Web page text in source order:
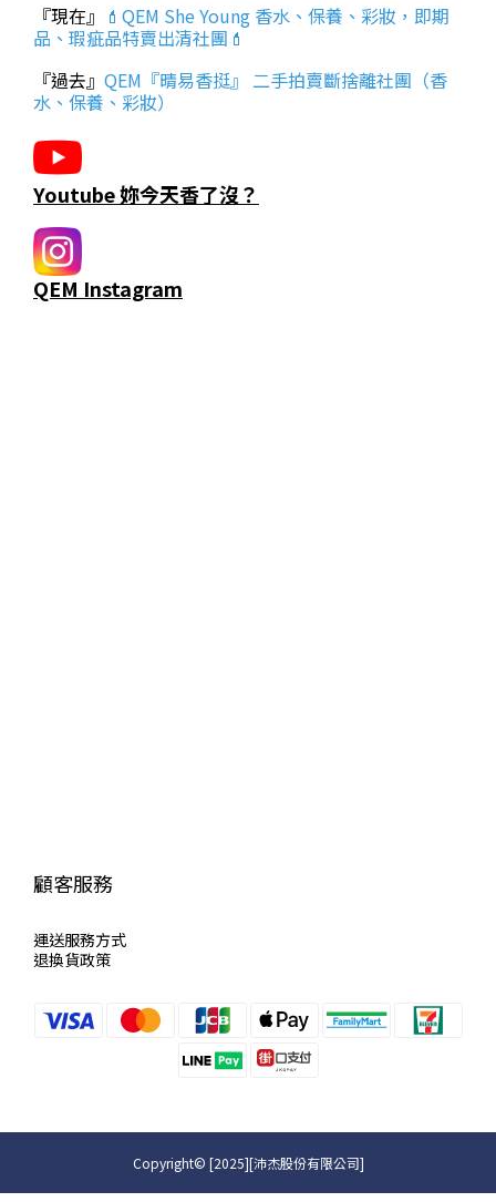
『現在』 💄QEM She Young 香水、保養、彩妝，即期
品、瑕疵品特賣出清社團💄
『過去』 QEM『晴易香挺』 二手拍賣斷捨離社團（香
水、保養、彩妝）
Youtube 妳今天香了沒？
QEM Instagram
顧客服務
運送服務方式
退換貨政策
Copyright© [2025][沛杰股份有限公司]